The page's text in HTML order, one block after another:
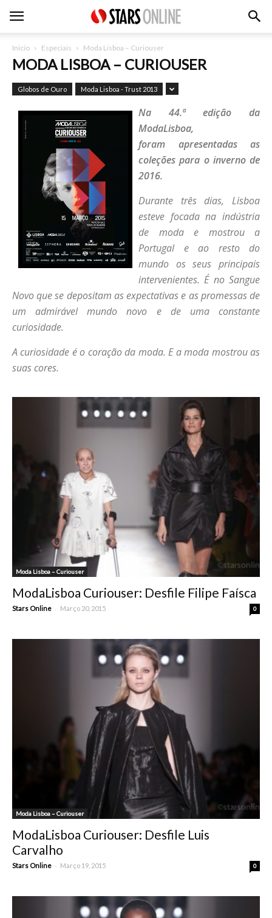
Inicio Especiais Moda Lisboa – Curiouser
MODA LISBOA – CURIOUSER
Globos de Ouro Moda Lisboa - Trust 2013
Na 44.ª edição da
ModaLisboa,
foram apresentadas as
coleções para o inverno de
2016.
Durante três dias, Lisboa
esteve focada na indústria
de moda e mostrou a
Portugal e ao resto do
mundo os seus principais
intervenientes. É no Sangue
Novo que se depositam as expectativas e as promessas de
um admirável mundo novo e de uma constante
curiosidade.
A curiosidade é o coração da moda. E a moda mostrou as
suas cores.
Moda Lisboa – Curiouser
ModaLisboa Curiouser: Desfile Filipe Faísca
Stars Online - Março 20, 2015 0
Moda Lisboa – Curiouser
ModaLisboa Curiouser: Desfile Luis
Carvalho
Stars Online - Março 19, 2015 0